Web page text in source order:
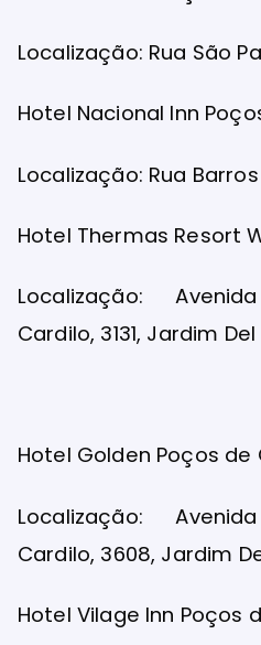
Localização: Rua São
Hotel Nacional Inn
Localização: Rua
Hotel Thermas Resort
Localização:
Cardilo, 3131, Jardim Del
Hotel Golden Poços de
Localização:
Cardilo, 3608, Jardim
Hotel Vilage Inn Poços